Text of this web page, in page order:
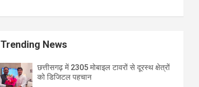
Trending News
छत्तीसगढ़ में 2305 मोबाइल टावरों से दूरस्थ क्षेत्रों
को डिजिटल पहचान